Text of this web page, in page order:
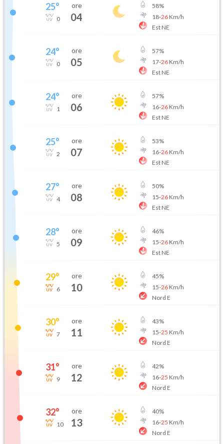
25°
0
ore
04
58%
18-26Km/h
Est NE
24°
0
ore
05
57%
17-26Km/h
Est NE
24°
1
ore
06
57%
16-26Km/h
Est NE
25°
2
ore
07
53%
16-26Km/h
Est NE
27°
4
ore
08
50%
15-26Km/h
Est NE
28°
5
ore
09
46%
15-26Km/h
Est NE
29°
6
ore
10
45%
15-26Km/h
Nord E
30°
7
ore
11
43%
15-25 Km/h
Nord E
31°
9
ore
12
42%
16-25 Km/h
Nord E
32°
10
ore
13
40%
16-25 Km/h
Nord E